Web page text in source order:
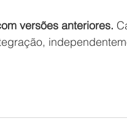
versões anteriores.